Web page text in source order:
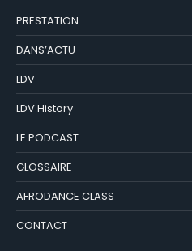
PRESTATION
DANS’ACTU
LDV
LDV History
LE PODCAST
GLOSSAIRE
AFRODANCE CLASS
CONTACT